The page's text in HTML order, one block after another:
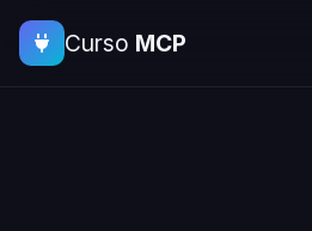
Curso MCP